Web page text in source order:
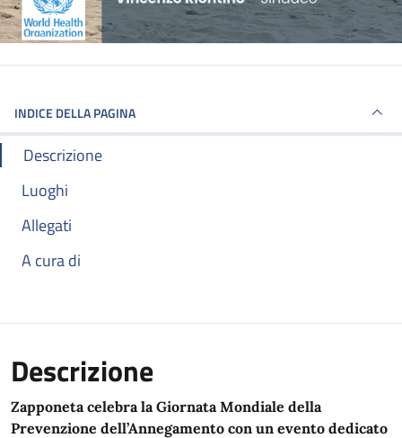
INDICE DELLA PAGINA
Descrizione
Luoghi
Allegati
A cura di
Descrizione
Zapponeta celebra la Giornata Mondiale della
Prevenzione dell’Annegamento con un evento dedicato